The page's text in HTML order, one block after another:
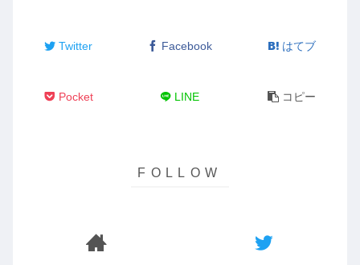
Twitter Facebook はてブ
Pocket LINE コピー